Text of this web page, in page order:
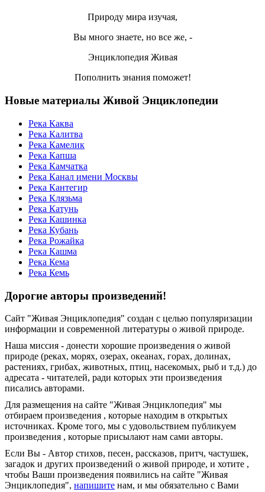
Природу мира изучая,
Вы много знаете, но все же, -
Энциклопедия Живая
Пополнить знания поможет!
Новые материалы Живой Энциклопедии
Река Каква
Река Калитва
Река Камелик
Река Капша
Река Камчатка
Река Канал имени Москвы
Река Кантегир
Река Клязьма
Река Катунь
Река Кашинка
Река Кубань
Река Рожайка
Река Кашма
Река Кема
Река Кемь
Дорогие авторы произведений!
Сайт "Живая Энциклопедия" создан c целью популяризации
информации и современной литературы о живой природе.
Наша миссия - донести хорошие произведения о живой
природе (реках, морях, озерах, океанах, горах, долинах,
растениях, грибах, животных, птиц, насекомых, рыб и т.д.) до
адресата - читателей, ради которых эти произведения
писались авторами.
Для размещения на сайте "Живая Энциклопедия" мы
отбираем произведения , которые находим в открытых
источниках. Кроме того, мы с удовольствием публикуем
произведения , которые присылают нам сами авторы.
Если Вы - Автор стихов, песен, рассказов, притч, частушек,
загадок и других произведений о живой природе, и хотите ,
чтобы Ваши произведения появились на сайте "Живая
Энциклопедия", напишите нам, и мы обязательно с Вами